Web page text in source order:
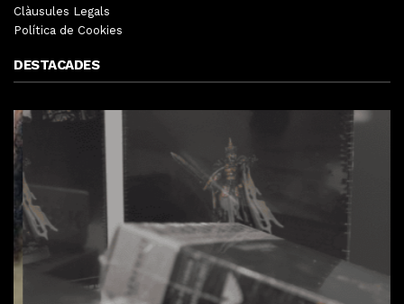
Clàusules Legals
Política de Cookies
DESTACADES